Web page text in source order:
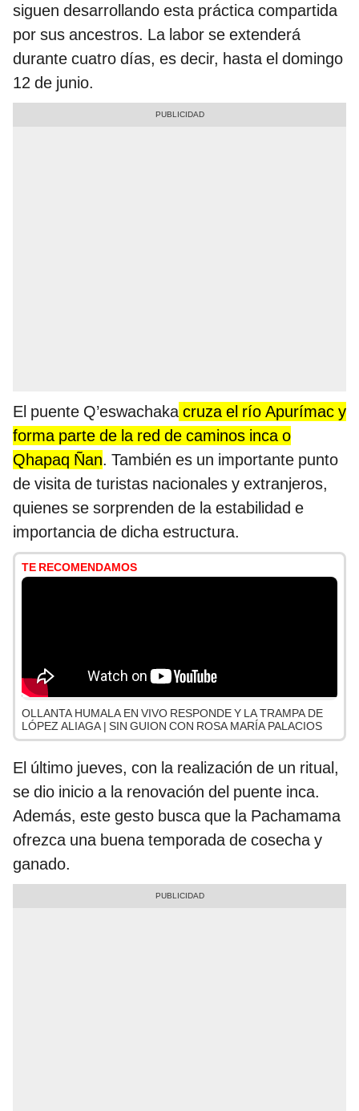
siguen desarrollando esta práctica compartida
por sus ancestros. La labor se extenderá
durante cuatro días, es decir, hasta el domingo
12 de junio.
El puente Q’eswachaka cruza el río Apurímac y
forma parte de la red de caminos inca o
Qhapaq Ñan. También es un importante punto
de visita de turistas nacionales y extranjeros,
quienes se sorprenden de la estabilidad e
importancia de dicha estructura.
TE RECOMENDAMOS
OLLANTA HUMALA EN VIVO RESPONDE Y LA TRAMPA DE
LÓPEZ ALIAGA | SIN GUION CON ROSA MARÍA PALACIOS
El último jueves, con la realización de un ritual,
se dio inicio a la renovación del puente inca.
Además, este gesto busca que la Pachamama
ofrezca una buena temporada de cosecha y
ganado.